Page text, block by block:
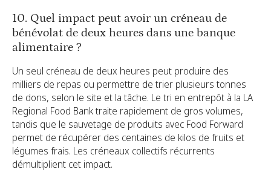
10. Quel impact peut avoir un créneau de
bénévolat de deux heures dans une banque
alimentaire ?
Un seul créneau de deux heures peut produire des
milliers de repas ou permettre de trier plusieurs tonnes
de dons, selon le site et la tâche. Le tri en entrepôt à la LA
Regional Food Bank traite rapidement de gros volumes,
tandis que le sauvetage de produits avec Food Forward
permet de récupérer des centaines de kilos de fruits et
légumes frais. Les créneaux collectifs récurrents
démultiplient cet impact.